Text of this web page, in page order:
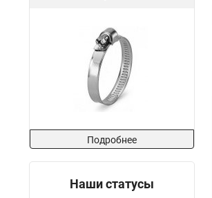
Подробнее
Наши статусы